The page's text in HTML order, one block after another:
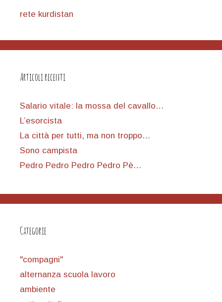
rete kurdistan
Articoli recenti
Salario vitale: la mossa del cavallo…
L’esorcista
La città per tutti, ma non troppo…
Sono campista
Pedro Pedro Pedro Pedro Pè…
Categorie
"compagni"
alternanza scuola lavoro
ambiente